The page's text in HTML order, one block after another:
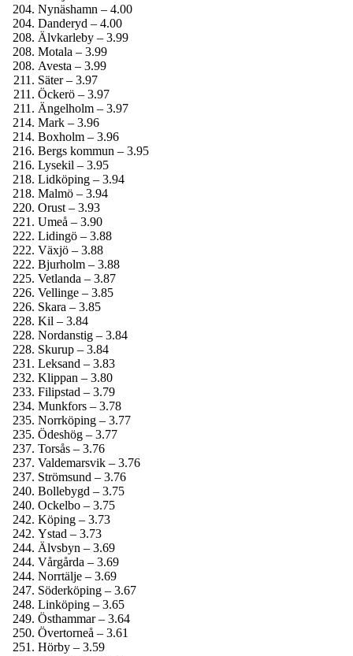
Nynäshamn – 4.00
Danderyd – 4.00
Älvkarleby – 3.99
Motala – 3.99
Avesta – 3.99
Säter – 3.97
Öckerö – 3.97
Ängelholm – 3.97
Mark – 3.96
Boxholm – 3.96
Bergs kommun – 3.95
Lysekil – 3.95
Lidköping – 3.94
Malmö – 3.94
Orust – 3.93
Umeå – 3.90
Lidingö – 3.88
Växjö – 3.88
Bjurholm – 3.88
Vetlanda – 3.87
Vellinge – 3.85
Skara – 3.85
Kil – 3.84
Nordanstig – 3.84
Skurup – 3.84
Leksand – 3.83
Klippan – 3.80
Filipstad – 3.79
Munkfors – 3.78
Norrköping – 3.77
Ödeshög – 3.77
Torsås – 3.76
Valdemarsvik – 3.76
Strömsund – 3.76
Bollebygd – 3.75
Ockelbo – 3.75
Köping – 3.73
Ystad – 3.73
Älvsbyn – 3.69
Vårgårda – 3.69
Norrtälje – 3.69
Söderköping – 3.67
Linköping – 3.65
Östhammar – 3.64
Övertorneå – 3.61
Hörby – 3.59